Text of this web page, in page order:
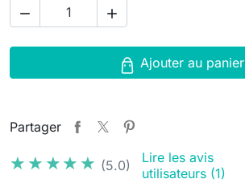
 
Ajouter au panier
Partager
★★★★★
★★★★★ (5.0)
Lire les avis
utilisateurs (1)